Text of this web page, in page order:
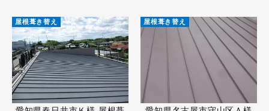
屋根葺き替え 屋根葺き替え